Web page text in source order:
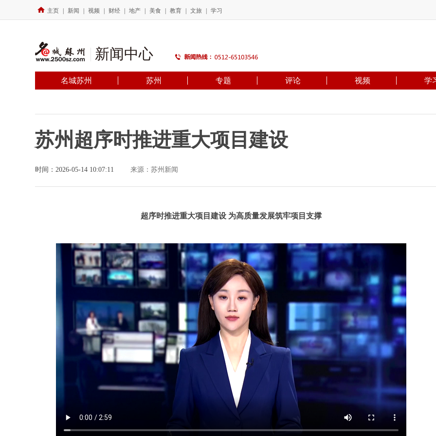
主页 新闻 视频 财经 地产 美食 教育 文旅 学习
新闻中心
名城苏州 苏州 专题 评论 视频 学
苏州超序时推进重大项目建设
时间：2026-05-14 10:07:11 来源：苏州新闻
超序时推进重大项目建设 为高质量发展筑牢项目支撑